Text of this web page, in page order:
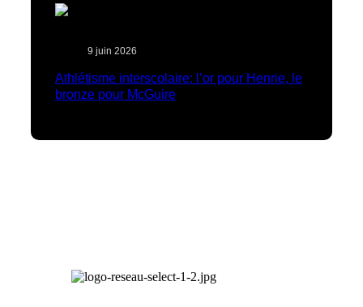
9 juin 2026
Athlétisme interscolaire: l’or pour Henrie, le
bronze pour McGuire